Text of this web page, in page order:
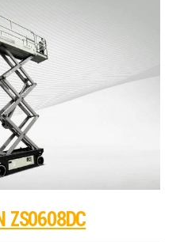
ZS0608DC